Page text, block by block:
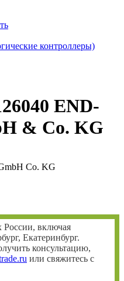
контроллеры)
END-
& Co. KG
Co. KG
России, включая
Екатеринбург.
консультацию,
или свяжитесь с